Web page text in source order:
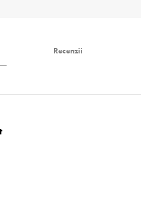
Recenzii